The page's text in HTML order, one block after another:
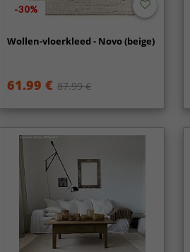
-30%
Wollen-vloerkleed - Novo (beige)
61.99 € 87.99 €